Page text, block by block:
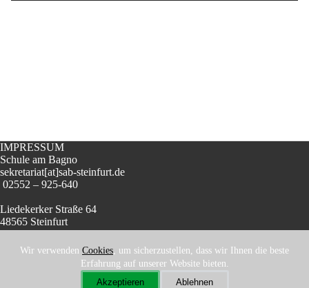
Wir verwenden Cookies, um sicherzustellen, dass wir Ihnen die beste
Erfahrung auf unserer Website bieten.
Akzeptieren
Ablehnen
IMPRESSUM
Schule am Bagno
sekretariat[at]sab-steinfurt.de
‭ 02552 – 925-640
Liedekerker Straße 64
48565 Steinfurt